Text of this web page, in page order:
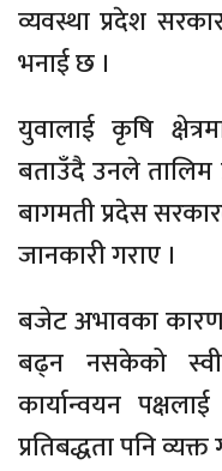
व्यवस्था प्रदेश
भनाई छ ।
युवालाई कृषि
बताउँदै उनले तालिम
बागमती प्रदेस
जानकारी गराए ।
बजेट अभावका कारण
बढ्न नसकेको
कार्यान्वयन
प्रतिबद्धता पनि व्यक्त